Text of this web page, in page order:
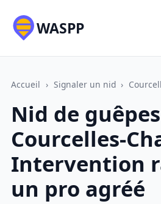
WASPP
Accueil › Signaler un nid ›
Nid de
Courcelles-
Intervention
un pro agréé